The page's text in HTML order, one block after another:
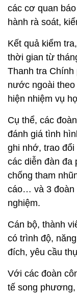
các cơ quan
hành rà soát,
Kết quả kiểm
thời gian từ
Thanh tra
nước ngoài
hiện nhiệm vụ
Cụ thể, các
đánh giá tình
ghi nhớ, trao
các diễn đàn đa
chống tham
cáo… và 3 đoàn
nghiệm.
Cán bộ, thành
có trình độ,
đích, yêu cầu
Với các đoàn
tế song